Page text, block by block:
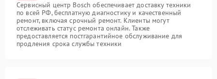
Сервисный центр Bosch обеспечивает доставку техники
по всей РФ, бесплатную диагностику и качественный
ремонт, включая срочный ремонт. Клиенты могут
отслеживать статус ремонта онлайн. Также
предоставляется постгарантийное обслуживание для
продления срока службы техники